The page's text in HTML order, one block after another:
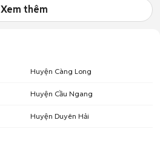
Xem thêm
Huyện Càng Long
Huyện Cầu Ngang
Huyện Duyên Hải